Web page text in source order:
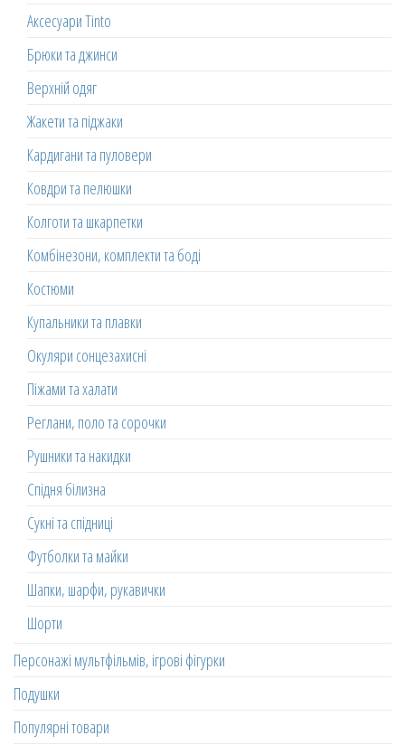
Аксесуари Tinto
Брюки та джинси
Верхній одяг
Жакети та піджаки
Кардигани та пуловери
Ковдри та пелюшки
Колготи та шкарпетки
Комбінезони, комплекти та боді
Костюми
Купальники та плавки
Окуляри сонцезахисні
Піжами та халати
Реглани, поло та сорочки
Рушники та накидки
Спідня білизна
Сукні та спідниці
Футболки та майки
Шапки, шарфи, рукавички
Шорти
Персонажі мультфільмів, ігрові фігурки
Подушки
Популярні товари